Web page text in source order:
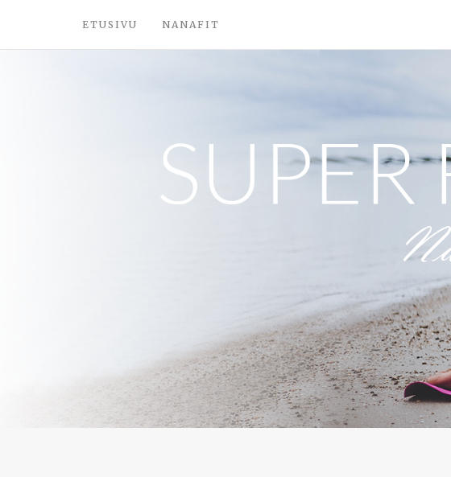
ETUSIVU NANAFIT